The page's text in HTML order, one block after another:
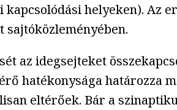
helyeken). Az
az idegsejteket
hatékonysága határozza
eltérőek. Bár a